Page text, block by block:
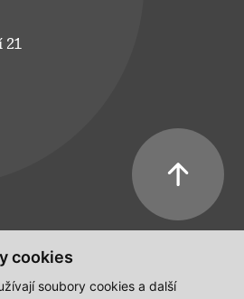
cookies
soubory cookies a další
21